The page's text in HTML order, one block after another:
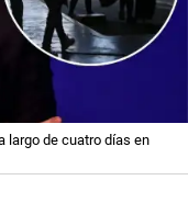
largo de cuatro días en